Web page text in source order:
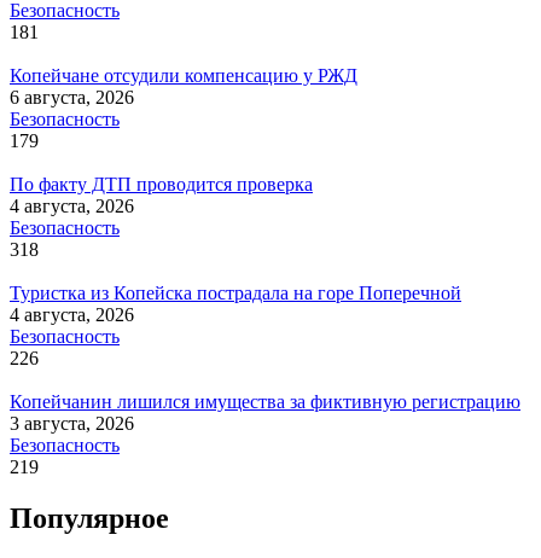
Безопасность
181
Копейчане отсудили компенсацию у РЖД
6 августа, 2026
Безопасность
179
По факту ДТП проводится проверка
4 августа, 2026
Безопасность
318
Туристка из Копейска пострадала на горе Поперечной
4 августа, 2026
Безопасность
226
Копейчанин лишился имущества за фиктивную регистрацию
3 августа, 2026
Безопасность
219
Популярное